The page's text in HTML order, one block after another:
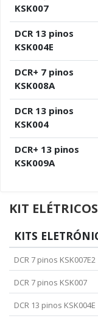
KSK007
DCR 13 pinos
KSK004E
DCR+ 7 pinos
KSK008A
DCR 13 pinos
KSK004
DCR+ 13 pinos
KSK009A
KIT ELÉTRICOS
KITS
DCR 7 pinos KSK007E2
DCR 7 pinos KSK007
DCR 13 pinos KSK004E